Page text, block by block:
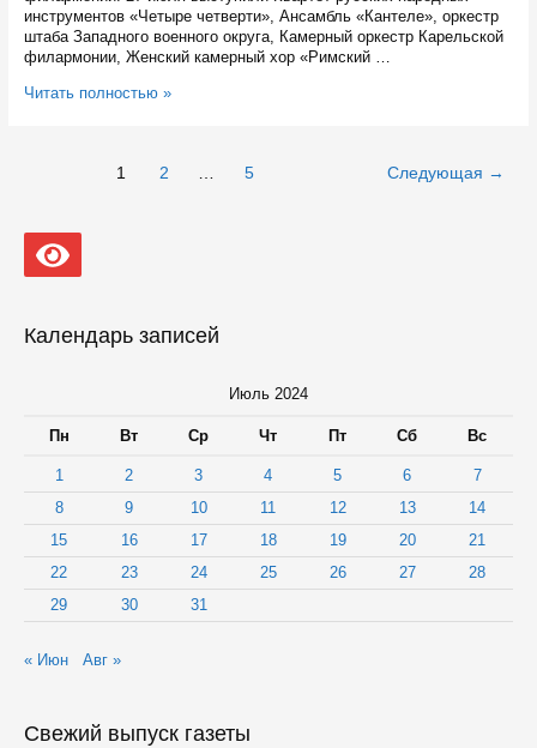
инструментов «Четыре четверти», Ансамбль «Кантеле», оркестр
штаба Западного военного округа, Камерный оркестр Карельской
филармонии, Женский камерный хор «Римский …
Восьмой
тысяч
человек
Читать полностью »
1 2 5 Следующая →
Календарь записей
Июль 2024
Пн Вт Ср Чт Пт Сб Вс
1 2 3 4 5 6
7
8
9 10 11 12 13
14
15
16 17 18 19 20
21
22
23 24 25 26 27
28
29
30 31
« Июн Авг »
Свежий выпуск газеты